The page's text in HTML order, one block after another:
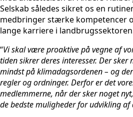
Selskab således sikret os en
medbringer stærke kompetencer
lange karriere i
“Vi skal være proaktive på vegne af
tiden sikrer deres interesser. Der sker
mindst på klimadagsordenen – og
regler og ordninger. Derfor er det
medlemmerne, når der sker noget
de bedste muligheder for udvikling af